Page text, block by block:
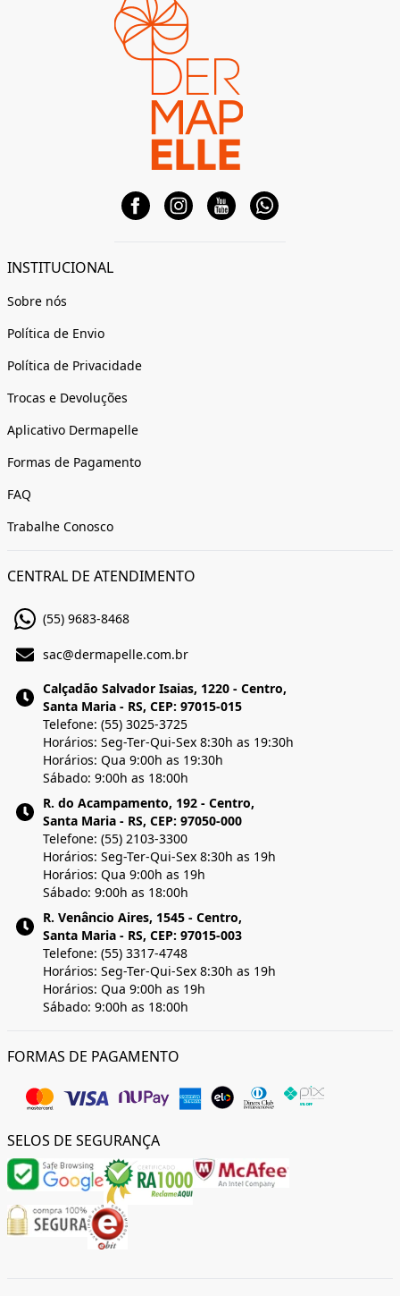
INSTITUCIONAL
Sobre nós
Política de Envio
Política de Privacidade
Trocas e Devoluções
Aplicativo Dermapelle
Formas de Pagamento
FAQ
Trabalhe Conosco
CENTRAL DE ATENDIMENTO
(55) 9683-8468
sac@dermapelle.com.br
Calçadão Salvador Isaias, 1220 - Centro,
Santa Maria - RS, CEP: 97015-015
Telefone: (55) 3025-3725
Horários: Seg-Ter-Qui-Sex 8:30h as 19:30h
Horários: Qua 9:00h as 19:30h
Sábado: 9:00h as 18:00h
R. do Acampamento, 192 - Centro,
Santa Maria - RS, CEP: 97050-000
Telefone: (55) 2103-3300
Horários: Seg-Ter-Qui-Sex 8:30h as 19h
Horários: Qua 9:00h as 19h
Sábado: 9:00h as 18:00h
R. Venâncio Aires, 1545 - Centro,
Santa Maria - RS, CEP: 97015-003
Telefone: (55) 3317-4748
Horários: Seg-Ter-Qui-Sex 8:30h as 19h
Horários: Qua 9:00h as 19h
Sábado: 9:00h as 18:00h
FORMAS DE PAGAMENTO
SELOS DE SEGURANÇA